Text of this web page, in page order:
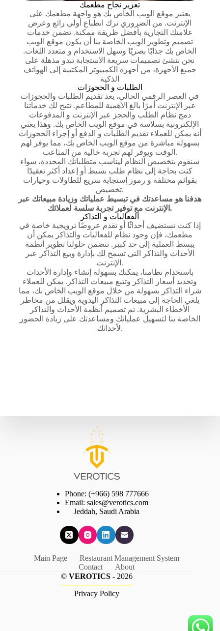
تعزيز نجاح مطعمك
يعتبر موقع الويب الخاص بك هو واجهة مطعمك على
الإنترنت. من الضروري ترك انطباع أولي رائع وعرض
علامتك التجارية بأفضل طريقة ممكنة. تضمن خدمات
تصميم وتطوير الويب الخاصة بنا أن يكون موقع الويب
الخاص بك جذابًا بصريًا وسهل الاستخدام و متعدد اللغات.
نحن ننشئ تصميمات سريعة الاستجابة تبدو مذهلة على
جميع الأجهزة، من أجهزة الكمبيوتر المكتبية إلى الهواتف
الذكية
الطلبات و الحجوزات
في العصر الرقمي الحالي، يعد تقديم الطلبات والحجوزات
عبر الإنترنت أمرًا بالغ الأهمية للمطاعم. تتيح لك خدماتنا
دمج نظام الطلب والحجز عبر الإنترنت و المدفوعات
الإلكترونية بسلاسة في موقع الويب الخاص بك. وهذا يعني
أنه يمكن للعملاء تقديم الطلبات و الدفع أو إجراء الحجوزات
بسهولة مباشرة من موقع الويب الخاص بك، مما يوفر لهم
الوقت ويوفر لهم تجربة خالية من المتاعب.
سنقوم بتخصيص النظام ليناسب متطلباتك المحددة، سواء
كنت بحاجة إلى نظام طلب بسيط أو إعداد أكثر تعقيدًا
بقوائم مختلفة و رموز إستجابة سريع للطاولات وخيارات
تخصيص.
هدفنا هو مساعدتك في تبسيط عملياتك وزيادة مبيعاتك عبر
الإنترنت مع توفير تجربة سلسة لعملائك.
الفعاليات و التذاكر
إذا كنت تستضيف أحداثًا أو تقدم عروضًا ترويجية خاصة في
مطعمك، فإن وجود نظام للفعاليات والتذاكر يمكن أن
يبسط العملية إلى حد كبير. تتضمن حلولنا تطوير أنظمة
الأحداث والتذاكر التي تسمح لك بإدارة وبيع التذاكر عبر
الإنترنت.
باستخدام نظامنا، يمكنك بسهولة إنشاء وإدارة الأحداث
وتحديد أسعار التذاكر وتتبع مبيعات التذاكر. يمكن للعملاء
شراء التذاكر بسهولة من خلال موقع الويب الخاص بك، مما
يلغي الحاجة إلى مبيعات التذاكر اليدوية ويقلل من مخاطر
الأخطاء البشرية. تم تصميم أنظمة الأحداث والتذاكر
الخاصة بنا لتسهيل عملياتك ومساعدتك على زيادة الحضور
لأحداثك.
Phone: (+966) 598 777666
Email: sales@verotics.com
Jeddah, Saudi Arabia
Main Page
Restaurant Management System
Contact
About
©VEROTICS - 2026
Privacy Policy